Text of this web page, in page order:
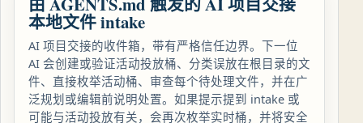
本地文件 intake
AI 项目交接的收件箱，带有严格信任边界。下一位
AI 会创建或验证活动投放桶、分类误放在根目录的文
件、直接枚举活动桶、审查每个待处理文件，并在广
泛规划或编辑前说明处置。如果提示提到 intake 或
可能与活动投放有关，会再次枚举实时桶，并将安全